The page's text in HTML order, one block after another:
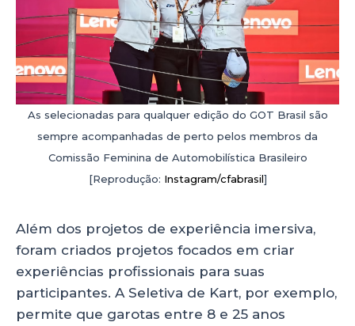
As selecionadas para qualquer edição do GOT Brasil são
sempre acompanhadas de perto pelos membros da
Comissão Feminina de Automobilística Brasileiro
[Reprodução: Instagram/cfabrasil]
Além dos projetos de experiência imersiva,
foram criados projetos focados em criar
experiências profissionais para suas
participantes. A Seletiva de Kart, por exemplo,
permite que garotas entre 8 e 25 anos